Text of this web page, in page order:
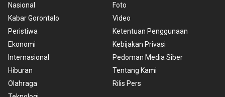
Nasional
Kabar Gorontalo
Peristiwa
Ekonomi
Internasional
Hiburan
Olahraga
Foto
Video
Ketentuan Penggunaan
Kebijakan Privasi
Pedoman Media Siber
Tentang Kami
Rilis Pers